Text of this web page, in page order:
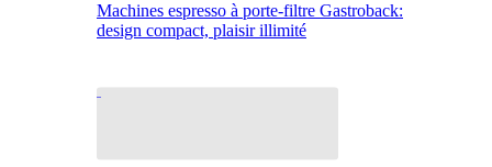
Machines espresso à porte-filtre Gastroback:
design compact, plaisir illimité